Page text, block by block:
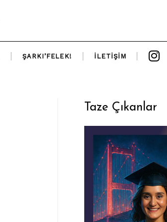
ŞARKI’FELEK! İLETIŞIM
Taze Çıkanlar